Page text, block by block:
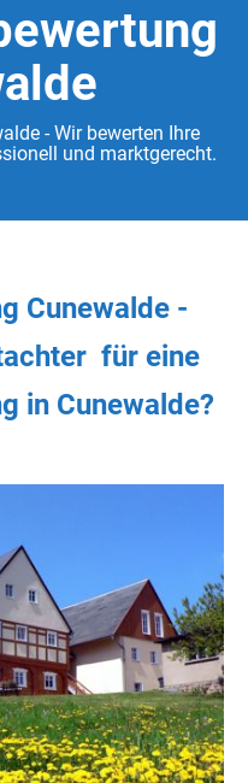
- Wir bewerten Ihre
und marktgerecht.
Cunewalde -
für eine
in Cunewalde?